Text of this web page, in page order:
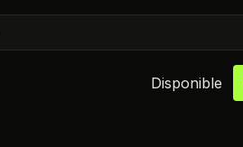
Disponible